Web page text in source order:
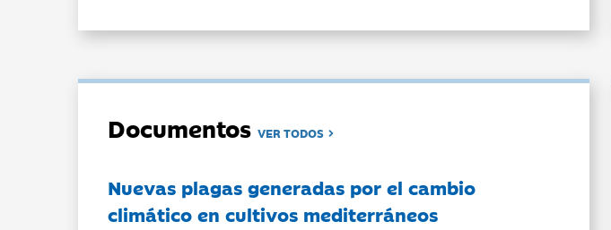
DocumentosVER TODOS
Nuevas plagas generadas por el cambio
climático en cultivos mediterráneos